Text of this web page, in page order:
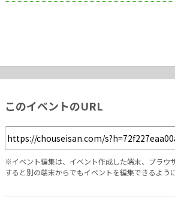
このイベントのURL
※イベント編集は、イベント作成した端末、ブラウ
すると別の端末からでもイベントを編集できるよう